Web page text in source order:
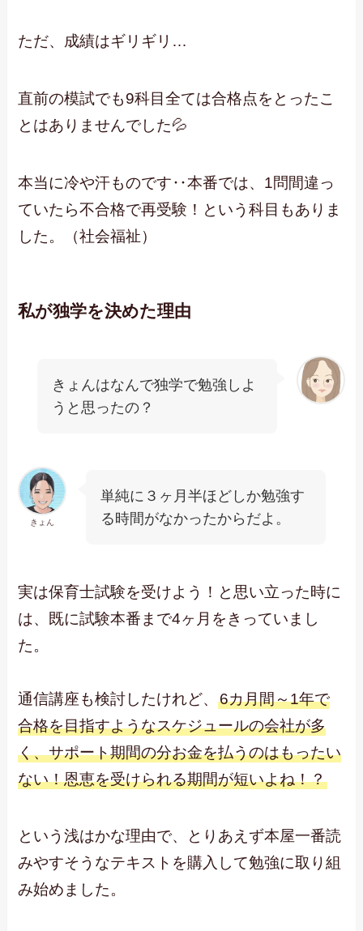
ただ、成績はギリギリ…
直前の模試でも9科目全ては合格点をとったこ
とはありませんでした💦
本当に冷や汗ものです‥本番では、1問間違っ
ていたら不合格で再受験！という科目もありま
した。（社会福祉）
私が独学を決めた理由
きょんはなんで独学で勉強しよ
うと思ったの？
きょん
単純に３ヶ月半ほどしか勉強す
る時間がなかったからだよ。
実は保育士試験を受けよう！と思い立った時に
は、既に試験本番まで4ヶ月をきっていまし
た。
通信講座も検討したけれど、6カ月間～1年で
合格を目指すようなスケジュールの会社が多
く、サポート期間の分お金を払うのはもったい
ない！恩恵を受けられる期間が短いよね！？
という浅はかな理由で、とりあえず本屋一番読
みやすそうなテキストを購入して勉強に取り組
み始めました。